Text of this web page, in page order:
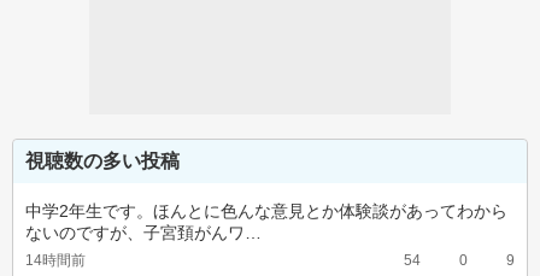
視聴数の多い投稿
中学2年生です。ほんとに色んな意見とか体験談があってわから
ないのですが、子宮頚がんワ…
14時間前 54 0 9